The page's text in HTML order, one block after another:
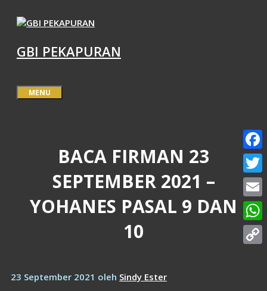
GBI PEKAPURAN
MENU
BACA FIRMAN 23
SEPTEMBER 2021 –
YOHANES PASAL 9 DAN
10
23 September 2021 oleh Sindy Ester
Email